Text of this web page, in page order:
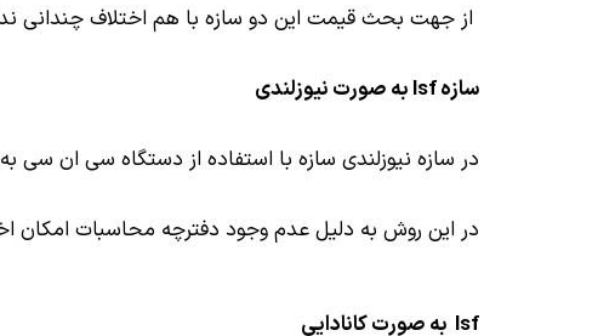
از جهت بحث قیمت این دو سازه با هم اختلاف چندانی
سازه lsf به صورت نیوزلندی
در سازه نیوزلندی سازه با استفاده از دستگاه سی ان
در این روش به دلیل عدم وجود دفترچه محاسبات امکان
lsf به صورت کانادایی